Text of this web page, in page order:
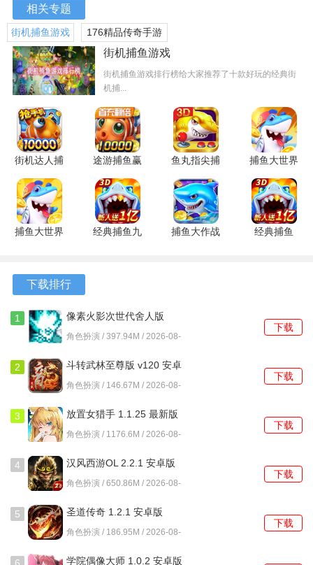
相关专题
街机捕鱼游戏
176精品传奇手游
版
街机捕鱼游戏
街机捕鱼游戏排行榜给大家推荐了十款好玩的经典街
机捕...
街机达人捕
鱼联网版
9.0.9.8 安
卓版
途游捕鱼赢
话费版
2.3.0 安卓
版
鱼丸指尖捕
鱼
10.3.46.4.0
安卓版
捕鱼大世界
6.02.14 安
卓版
捕鱼大世界
新版
经典捕鱼九
捕鱼大作战
经典捕鱼
下载排行
1
像素火影次世代舍人版
1.37 安卓版
角色扮演 / 397.94M / 2026-08-
下载
2
斗转武林至尊版 v120 安卓
版
角色扮演 / 146.67M / 2026-08-
下载
3 放置女猎手 1.1.25 最新版
角色扮演 / 1176.6M / 2026-08-
下载
4 汉风西游OL 2.2.1 安卓版
角色扮演 / 650.86M / 2026-08-
下载
5 圣道传奇 1.2.1 安卓版
角色扮演 / 186.95M / 2026-08-
下载
学院偶像大师 1.0.2 安卓版